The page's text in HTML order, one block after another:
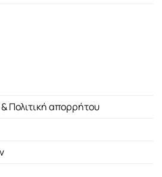
Πολιτική απορρήτου